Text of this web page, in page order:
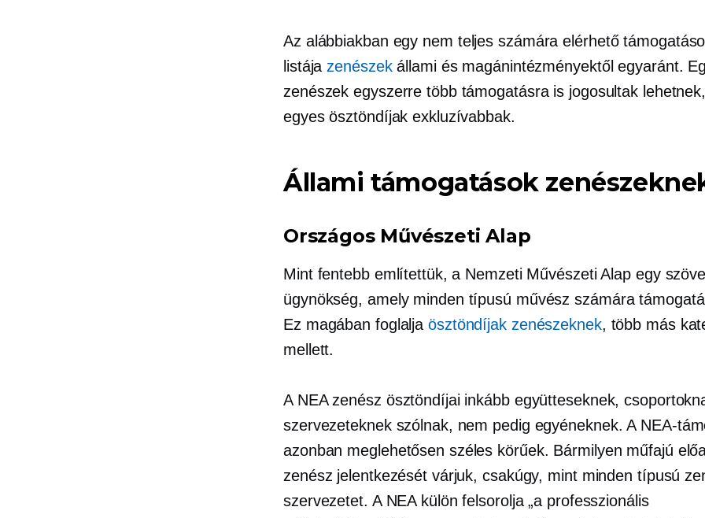
Az alábbiakban egy nem teljes számára elérhető
listája zenészekállami és magánintézményektől egyaránt.
zenészek egyszerre több támogatásra is jogosultak
egyes ösztöndíjak exkluzívabbak.
Állami támogatások
Országos Művészeti Alap
Mint fentebb említettük, a Nemzeti Művészeti Alap egy
ügynökség, amely minden típusú művész számára
Ez magában foglalja ösztöndíjak zenészeknek, több más
mellett.
A NEA zenész ösztöndíjai inkább együtteseknek,
szervezeteknek szólnak, nem pedig egyéneknek. A NEA-
azonban meglehetősen széles körűek. Bármilyen műfajú
zenész jelentkezését várjuk, csakúgy, mint minden típusú
szervezetet. A NEA külön felsorolja „a professzionális